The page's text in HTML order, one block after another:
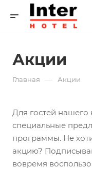
Акции
Главная — Акции
Для гостей
специальные
программы. Не
акцию?
вовремя